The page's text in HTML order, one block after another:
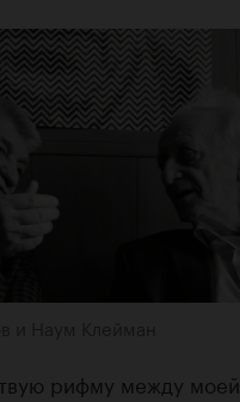
рифму между моей